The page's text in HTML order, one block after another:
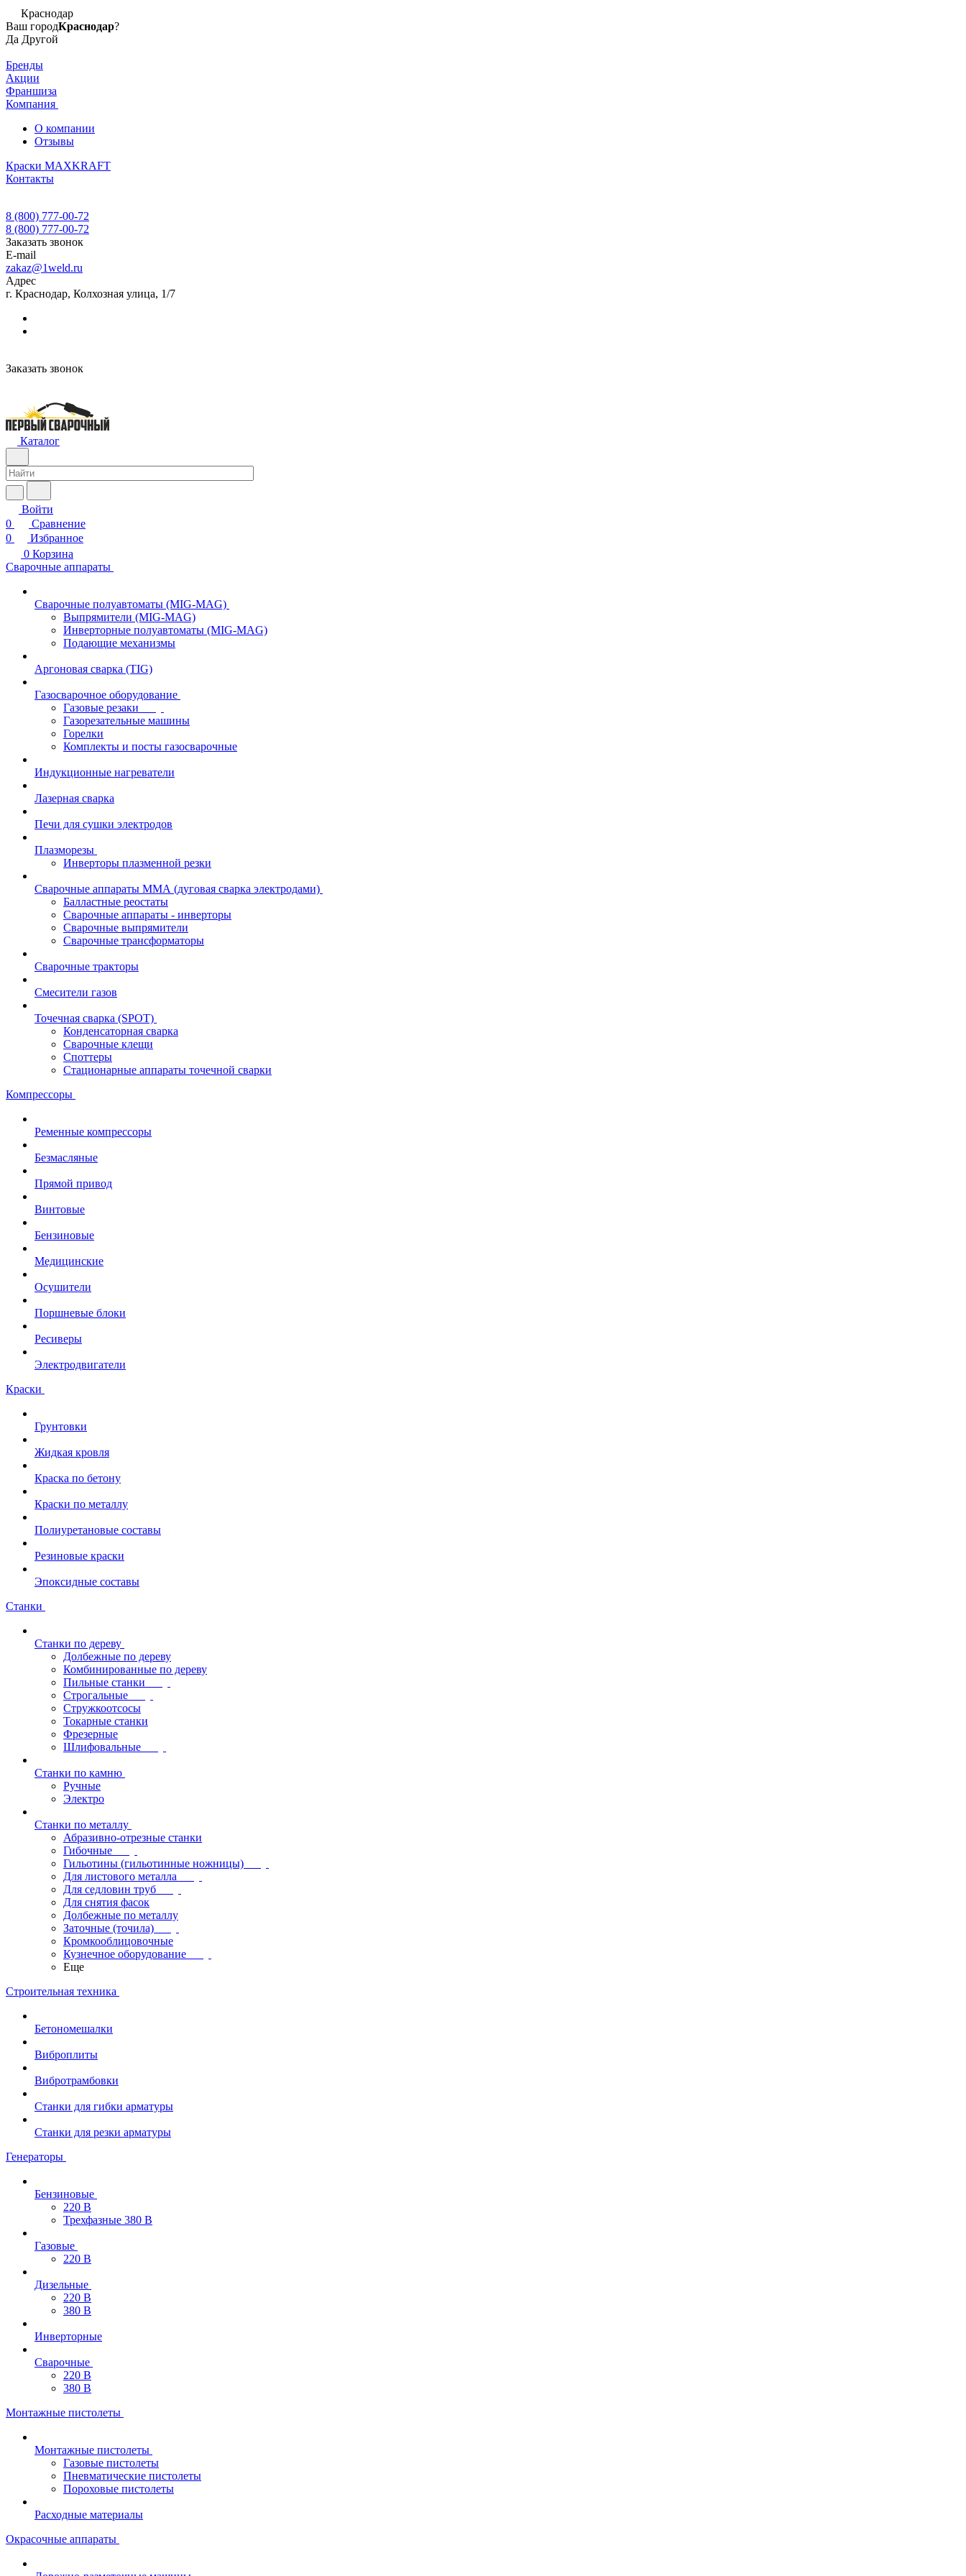
Краснодар
Ваш городКраснодар?
Да Другой
Бренды
Акции
Франшиза
Компания
О компании
Отзывы
Краски MAXKRAFT
Контакты
8 (800) 777-00-72
8 (800) 777-00-72
Заказать звонок
E-mail
zakaz@1weld.ru
Адрес
г. Краснодар, Колхозная улица, 1/7
Заказать звонок
Каталог
Войти
0
Сравнение
0
Избранное
0 Корзина
Сварочные аппараты
Сварочные полуавтоматы (MIG-MAG)
Выпрямители (MIG-MAG)
Инверторные полуавтоматы (MIG-MAG)
Подающие механизмы
Аргоновая сварка (TIG)
Газосварочное оборудование
Газовые резаки
Газорезательные машины
Горелки
Комплекты и посты газосварочные
Индукционные нагреватели
Лазерная сварка
Печи для сушки электродов
Плазморезы
Инверторы плазменной резки
Сварочные аппараты ММА (дуговая сварка электродами)
Балластные реостаты
Сварочные аппараты - инверторы
Сварочные выпрямители
Сварочные трансформаторы
Сварочные тракторы
Смесители газов
Точечная сварка (SPOT)
Конденсаторная сварка
Сварочные клещи
Споттеры
Стационарные аппараты точечной сварки
Компрессоры
Ременные компрессоры
Безмасляные
Прямой привод
Винтовые
Бензиновые
Медицинские
Осушители
Поршневые блоки
Ресиверы
Электродвигатели
Краски
Грунтовки
Жидкая кровля
Краска по бетону
Краски по металлу
Полиуретановые составы
Резиновые краски
Эпоксидные составы
Станки
Станки по дереву
Долбежные по дереву
Комбинированные по дереву
Пильные станки
Строгальные
Стружкоотсосы
Токарные станки
Фрезерные
Шлифовальные
Станки по камню
Ручные
Электро
Станки по металлу
Абразивно-отрезные станки
Гибочные
Гильотины (гильотинные ножницы)
Для листового металла
Для седловин труб
Для снятия фасок
Долбежные по металлу
Заточные (точила)
Кромкооблицовочные
Кузнечное оборудование
Еще
Строительная техника
Бетономешалки
Виброплиты
Вибротрамбовки
Станки для гибки арматуры
Станки для резки арматуры
Генераторы
Бензиновые
220 В
Трехфазные 380 В
Газовые
220 В
Дизельные
220 В
380 В
Инверторные
Сварочные
220 В
380 В
Монтажные пистолеты
Монтажные пистолеты
Газовые пистолеты
Пневматические пистолеты
Пороховые пистолеты
Расходные материалы
Окрасочные аппараты